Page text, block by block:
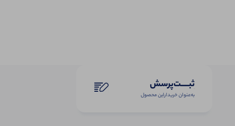
ثبـــــت‌پرسش
به‌عنوان ‌خریدار‌این‌ محصول